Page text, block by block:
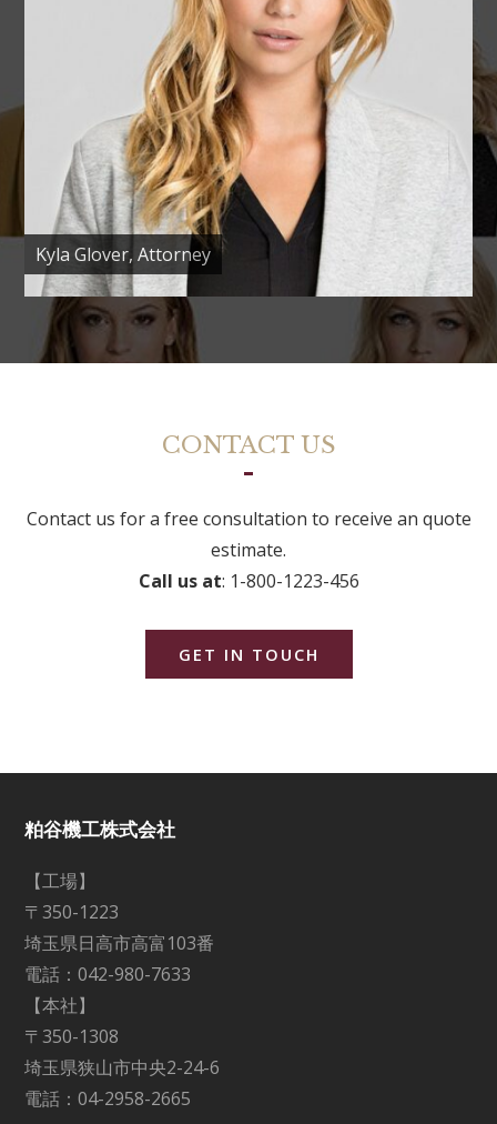
Kyla Glover, Attorney
CONTACT US
Contact us for a free consultation to receive an quote
estimate.
Call us at: 1-800-1223-456
GET IN TOUCH
粕谷機工株式会社
【工場】
〒350-1223
埼玉県日高市高富103番
電話：042-980-7633
【本社】
〒350-1308
埼玉県狭山市中央2-24-6
電話：04-2958-2665